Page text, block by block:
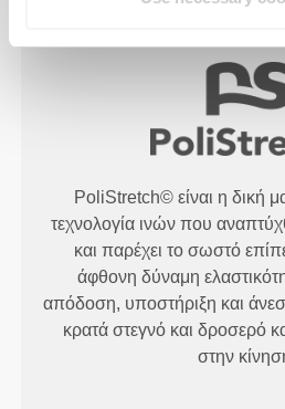
PoliStretch© είναι η δική
τεχνολογία ινών που
και παρέχει το σωστό
άφθονη δύναμη
απόδοση, υποστήριξη και
κρατά στεγνό και δροσερό
στην